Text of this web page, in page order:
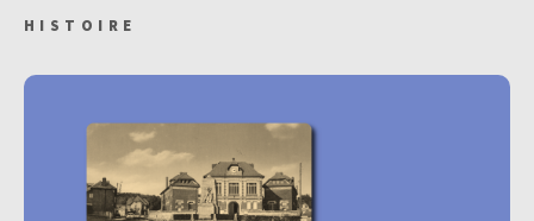
HISTOIRE